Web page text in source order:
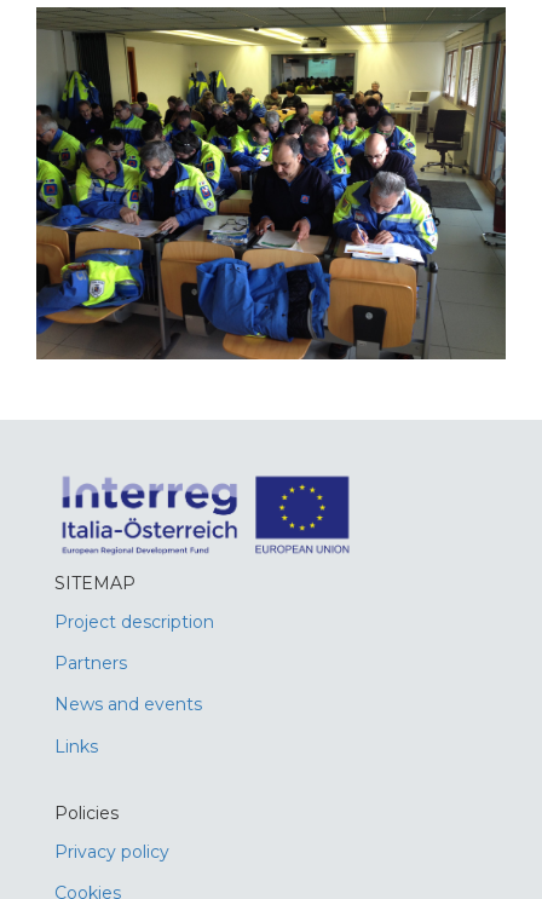
SITEMAP
Project description
Partners
News and events
Links
Policies
Privacy policy
Cookies